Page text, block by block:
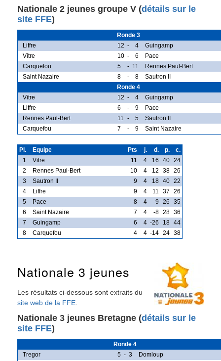
Nationale 2 jeunes groupe V (détails sur le
site FFE)
Ronde 3
Liffre
12 - 4
Guingamp
Vitre
10 - 6
Pace
Carquefou
5 - 11
Rennes Paul-Bert
Saint Nazaire
8 - 8
Sautron II
Ronde 4
Vitre
12 - 4
Guingamp
Liffre
6 - 9
Pace
Rennes Paul-Bert
11 - 5
Sautron II
Carquefou
7 - 9 Saint Nazaire
Pl. Equipe Pts j. d. p.
c.
1
Vitre 11 4 16 40 24
2
Rennes Paul-Bert 10 4 12 38 26
3
Sautron II 9 4 18 40 22
4
Liffre 9 4 11 37
26
5
Pace 8 4 -9 26
35
6
Saint Nazaire 7 4 -8 28 36
7
Guingamp 6 4 -26 18 44
8
Carquefou 4 4 -14 24 38
Nationale 3 jeunes
Les résultats ci-dessous sont extraits du
site web de la FFE.
Nationale 3 jeunes Bretagne (détails sur le
site FFE)
Ronde 4
Tregor
5 - 3
Domloup